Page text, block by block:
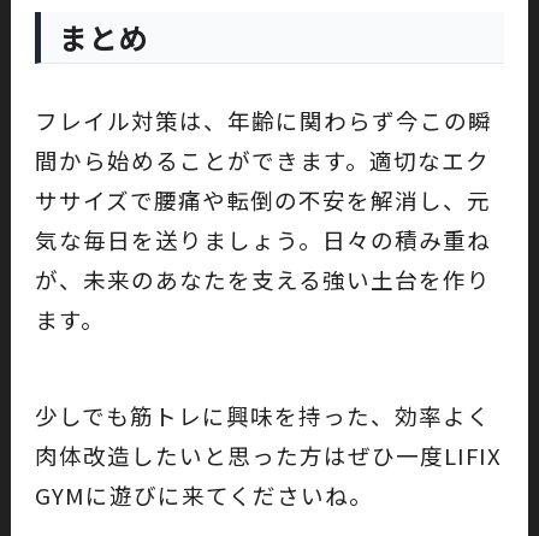
まとめ
フレイル対策は、年齢に関わらず今この瞬
間から始めることができます。適切なエク
ササイズで腰痛や転倒の不安を解消し、元
気な毎日を送りましょう。日々の積み重ね
が、未来のあなたを支える強い土台を作り
ます。
少しでも筋トレに興味を持った、効率よく
肉体改造したいと思った方はぜひ一度LIFIX
GYMに遊びに来てくださいね。